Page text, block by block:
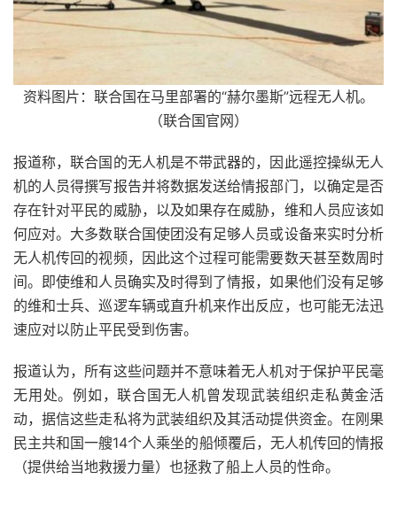
资料图片：联合国在马里部署的“赫尔墨斯”远程无人机。
（联合国官网）
报道称，联合国的无人机是不带武器的，因此遥控操纵无人
机的人员得撰写报告并将数据发送给情报部门，以确定是否
存在针对平民的威胁，以及如果存在威胁，维和人员应该如
何应对。大多数联合国使团没有足够人员或设备来实时分析
无人机传回的视频，因此这个过程可能需要数天甚至数周时
间。即使维和人员确实及时得到了情报，如果他们没有足够
的维和士兵、巡逻车辆或直升机来作出反应，也可能无法迅
速应对以防止平民受到伤害。
报道认为， 所有这些问题并不意味着无人机对于保护平民毫
无用处。例如，联合国无人机曾发现武装组织走私黄金活
动，据信这些走私将为武装组织及其活动提供资金。在刚果
民主共和国一艘14个人乘坐的船倾覆后，无人机传回的情报
（提供给当地救援力量）也拯救了船上人员的性命。